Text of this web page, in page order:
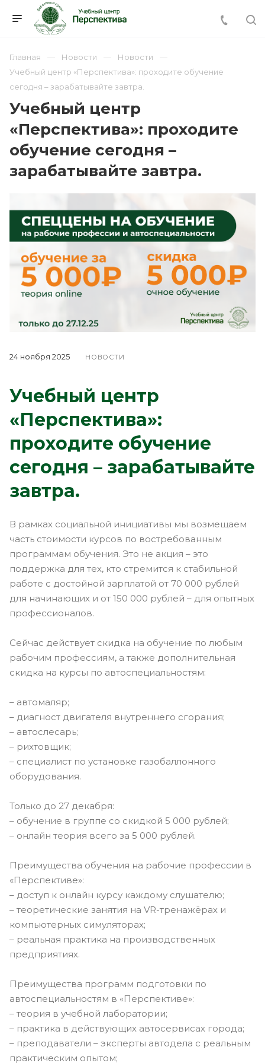
Главная Новости
Новости
Учебный центр «Перспектива»: проходите обучение
сегодня – зарабатывайте завтра.
Учебный центр
«Перспектива»: проходите
обучение сегодня –
зарабатывайте завтра.
24 ноября 2025 НОВОСТИ
Учебный центр
«Перспектива»:
проходите обучение
сегодня – зарабатывайте
завтра.
В рамках социальной инициативы мы возмещаем
часть стоимости курсов по востребованным
программам обучения. Это не акция – это
поддержка для тех, кто стремится к стабильной
работе с достойной зарплатой от 70 000 рублей
для начинающих и от 150 000 рублей – для опытных
профессионалов.
Сейчас действует скидка на обучение по любым
рабочим профессиям, а также дополнительная
скидка на курсы по автоспециальностям:
– автомаляр;
– диагност двигателя внутреннего сгорания;
– автослесарь;
– рихтовщик;
– специалист по установке газобаллонного
оборудования.
Только до 27 декабря:
– обучение в группе со скидкой 5 000 рублей;
– онлайн теория всего за 5 000 рублей.
Преимущества обучения на рабочие профессии в
«Перспективе»:
– доступ к онлайн курсу каждому слушателю;
– теоретические занятия на VR-тренажёрах и
компьютерных симуляторах;
– реальная практика на производственных
предприятиях.
Преимущества программ подготовки по
автоспециальностям в «Перспективе»:
– теория в учебной лаборатории;
– практика в действующих автосервисах города;
– преподаватели – эксперты автодела с реальным
практическим опытом;